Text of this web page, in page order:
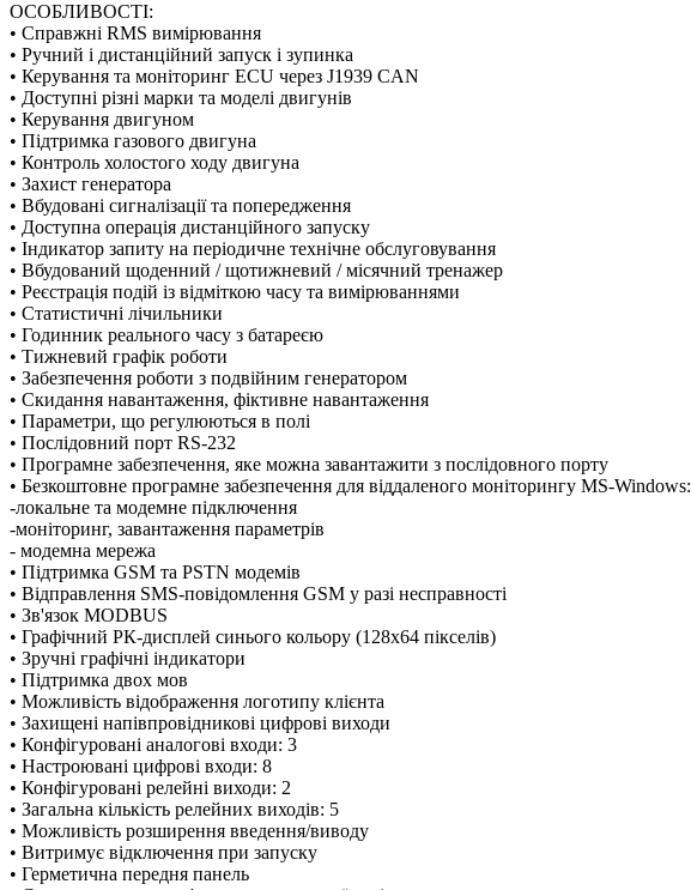
ОСОБЛИВОСТІ:
• Справжні RMS вимірювання
• Ручний і дистанційний запуск і зупинка
• Керування та моніторинг ECU через J1939 CAN
• Доступні різні марки та моделі двигунів
• Керування двигуном
• Підтримка газового двигуна
• Контроль холостого ходу двигуна
• Захист генератора
• Вбудовані сигналізації та попередження
• Доступна операція дистанційного запуску
• Індикатор запиту на періодичне технічне обслуговування
• Вбудований щоденний / щотижневий / місячний тренажер
• Реєстрація подій із відміткою часу та вимірюваннями
• Статистичні лічильники
• Годинник реального часу з батареєю
• Тижневий графік роботи
• Забезпечення роботи з подвійним генератором
• Скидання навантаження, фіктивне навантаження
• Параметри, що регулюються в полі
• Послідовний порт RS-232
• Програмне забезпечення, яке можна завантажити з послідовного порту
• Безкоштовне програмне забезпечення для віддаленого моніторингу MS-Windows:
-локальне та модемне підключення
-моніторинг, завантаження параметрів
- модемна мережа
• Підтримка GSM та PSTN модемів
• Відправлення SMS-повідомлення GSM у разі несправності
• Зв'язок MODBUS
• Графічний РК-дисплей синього кольору (128x64 пікселів)
• Зручні графічні індикатори
• Підтримка двох мов
• Можливість відображення логотипу клієнта
• Захищені напівпровідникові цифрові виходи
• Конфігуровані аналогові входи: 3
• Настроювані цифрові входи: 8
• Конфігуровані релейні виходи: 2
• Загальна кількість релейних виходів: 5
• Можливість розширення введення/виводу
• Витримує відключення при запуску
• Герметична передня панель